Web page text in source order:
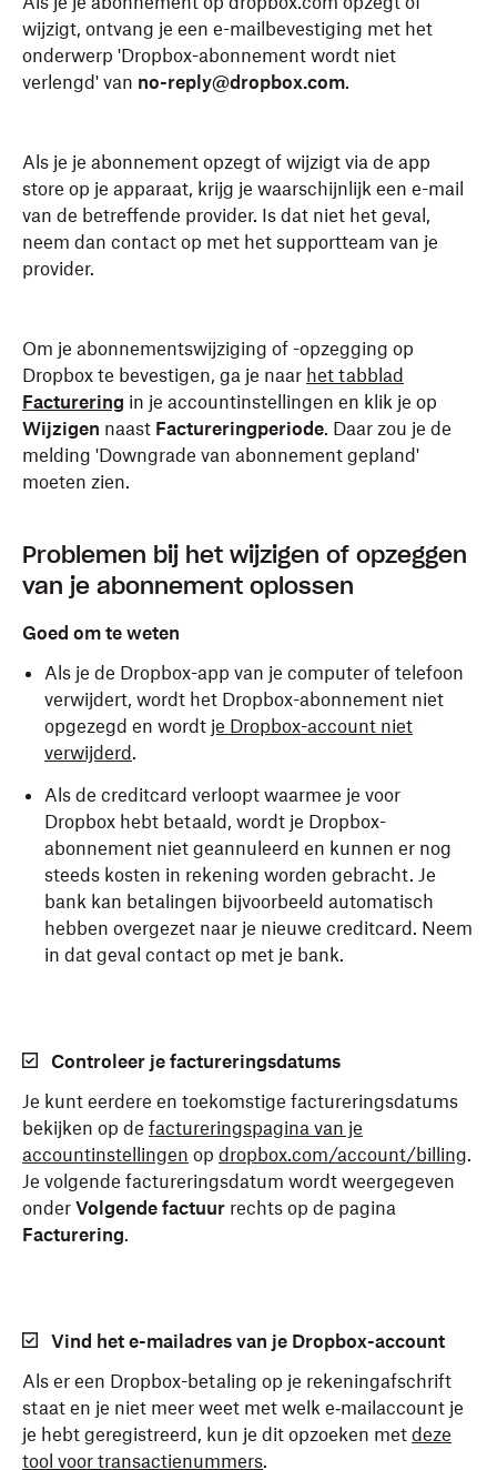
wijzigt, ontvang je een e-mailbevestiging met het
onderwerp 'Dropbox-abonnement wordt niet
verlengd' van no-reply@dropbox.com.
Als je je abonnement opzegt of wijzigt via de app
store op je apparaat, krijg je waarschijnlijk een e-mail
van de betreffende provider. Is dat niet het geval,
neem dan contact op met het supportteam van je
provider.
Om je abonnementswijziging of -opzegging op
Dropbox te bevestigen, ga je naar het tabblad
Facturering in je accountinstellingen en klik je op
Wijzigen naast Factureringperiode. Daar zou je de
melding 'Downgrade van abonnement gepland'
moeten zien.
Problemen bij het wijzigen of opzeggen
van je abonnement oplossen
Goed om te weten
Als je de Dropbox-app van je computer of telefoon
verwijdert, wordt het Dropbox-abonnement niet
opgezegd en wordt je Dropbox-account niet
verwijderd .
Als de creditcard verloopt waarmee je voor
Dropbox hebt betaald, wordt je Dropbox-
abonnement niet geannuleerd en kunnen er nog
steeds kosten in rekening worden gebracht. Je
bank kan betalingen bijvoorbeeld automatisch
hebben overgezet naar je nieuwe creditcard. Neem
in dat geval contact op met je bank.
Controleer je factureringsdatums
Je kunt eerdere en toekomstige factureringsdatums
bekijken op de factureringspagina van je
accountinstellingen op dropbox.com/account/billing.
Je volgende factureringsdatum wordt weergegeven
onder Volgende factuur rechts op de pagina
Facturering.
Vind het e-mailadres van je Dropbox-account
Als er een Dropbox-betaling op je rekeningafschrift
staat en je niet meer weet met welk e‑mailaccount je
je hebt geregistreerd, kun je dit opzoeken met deze
tool voor transactienummers.